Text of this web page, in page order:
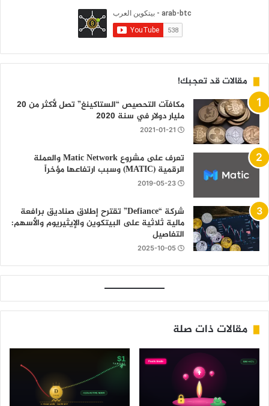
مقالات قد تعجبك!
مكافآت التحصيص “الستاكينغ” تصل لأكثر من 20
مليار دولار في سنة 2020
2021-01-21
تعرف على مشروع Matic Network والعملة
الرقمية (MATIC) وسبب ارتفاعها مؤخراً
2019-05-23
شركة “Defiance” تقترح إطلاق صناديق برافعة
مالية ثلاثية على البيتكوين والإيثيريوم والأسهم:
التفاصيل
2025-10-05
مقالات ذات صلة